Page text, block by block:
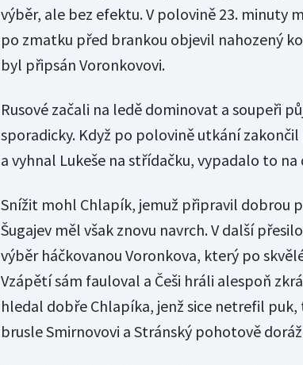
výběr, ale bez efektu. V polovině 23. minuty
po zmatku před brankou objevil nahozený
byl připsán Voronkovovi.
Rusové začali na ledě dominovat a soupeři
sporadicky. Když po polovině utkání
a vyhnal Lukeše na střídačku, vypadalo to na
Snížit mohl Chlapík, jemuž připravil dobrou
Šugajev měl však znovu navrch. V další
výběr háčkovanou Voronkova, který po
Vzápětí sám fauloval a Češi hráli alespoň
hledal dobře Chlapíka, jenž sice netrefil
brusle Smirnovovi a Stránský pohotově